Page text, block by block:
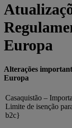
Europa
Alterações
Europa
Casaquistão –
Limite de isenção
b2c}